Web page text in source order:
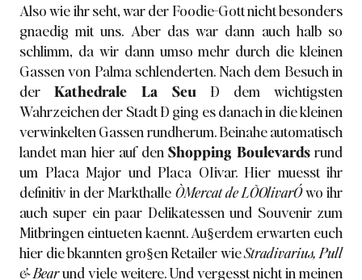
Also wie ihr seht, war der Foodie-Gott nicht besonders
gnaedig mit uns. Aber das war dann auch halb so
schlimm, da wir dann umso mehr durch die kleinen
Gassen von Palma schlenderten. Nach dem Besuch in
der Kathedrale La Seu Ð dem wichtigsten
Wahrzeichen der Stadt Ð ging es danach in die kleinen
verwinkelten Gassen rundherum. Beinahe automatisch
landet man hier auf denShopping Boulevardsrund
um Placa Major und Placa OIivar. Hier muesst ihr
definitiv in der Markthalle ÒMercat de LÕOlivarÓwo ihr
auch super ein paar Delikatessen und Souvenir zum
Mitbringen eintueten kaennt. Au§erdem erwarten euch
hier die bkannten gro§en Retailer wieStradivarius, Pull
& Bearund viele weitere. Und vergesst nicht in meinen